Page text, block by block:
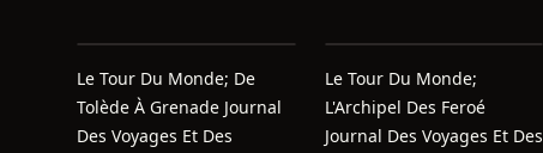
Le Tour Du Monde; De
Tolède À Grenade Journal
Des Voyages Et Des
Le Tour Du Monde;
L'Archipel Des Feroé
Journal Des Voyages Et Des